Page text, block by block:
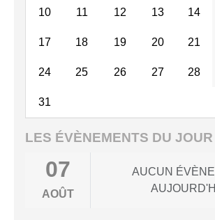
10 11 12 13 14
17 18 19 20 21
24 25 26 27 28
31
LES ÉVÈNEMENTS DU JOUR
07
AOÛT
AUCUN